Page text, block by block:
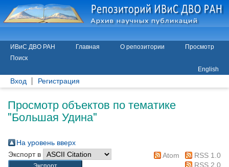
ИВиС ДВО РАН Главная О репозитории
Просмотр
Поиск
English
Вход Регистрация
Просмотр объектов по тематике
"Большая Удина"
На уровень вверх
Экспорт в
Atom
RSS 1.0
RSS 2.0